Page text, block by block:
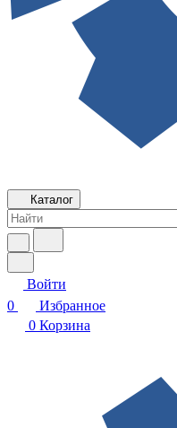
Каталог
Войти
0
Избранное
0 Корзина